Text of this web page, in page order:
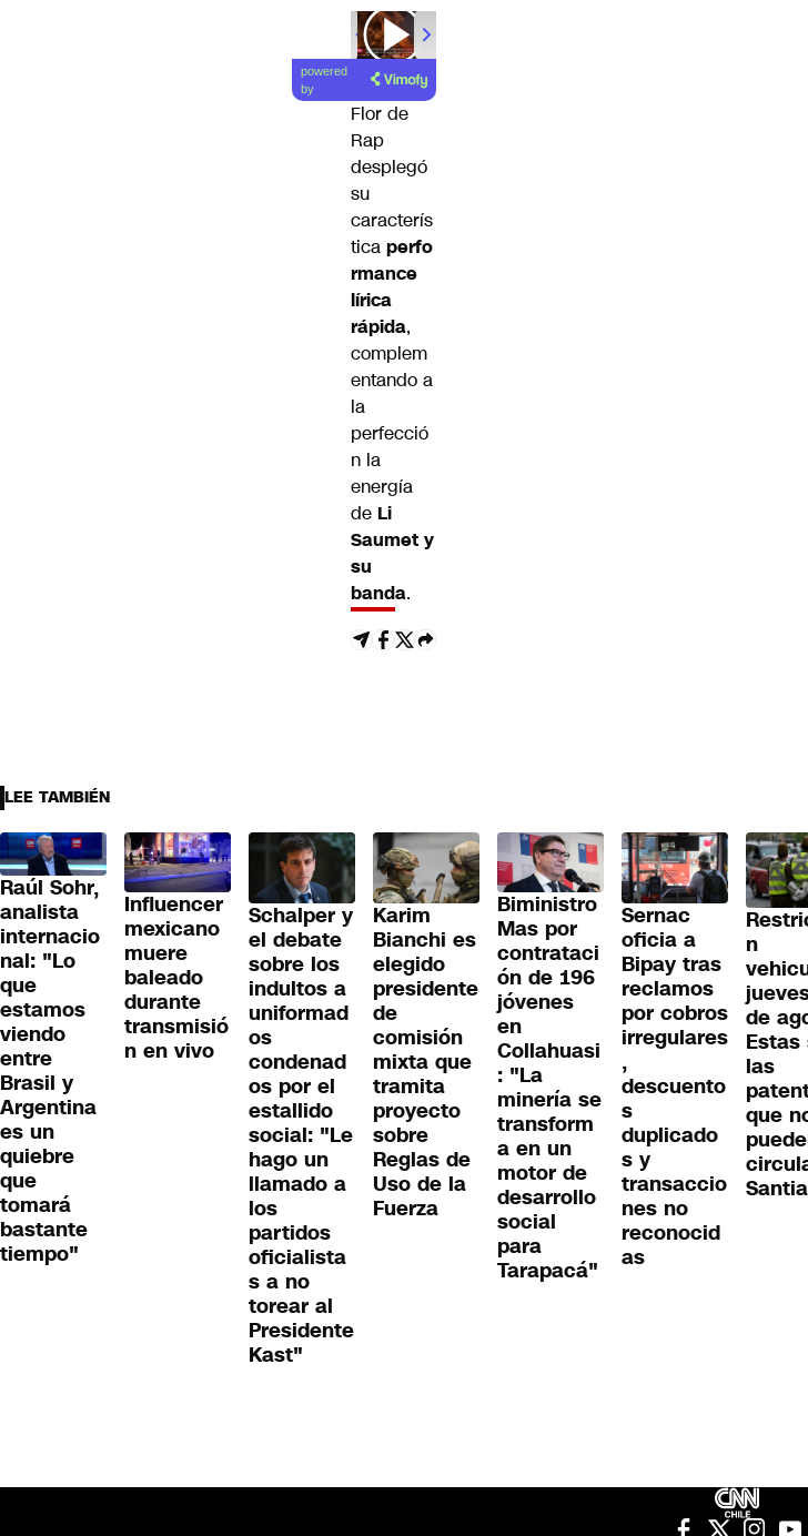
powered
by
Flor de
Rap
desplegó
su
caracterís
tica perfo
rmance
lírica
rápida,
complem
entando a
la
perfecció
n la
energía
de Li
Saumet y
su
banda.
LEE TAMBIÉN
Raúl Sohr,
analista
internacio
nal: "Lo
que
estamos
viendo
entre
Brasil y
Argentina
es un
quiebre
que
tomará
bastante
tiempo"
Influencer
mexicano
muere
baleado
durante
transmisió
n en vivo
Schalper y
el debate
sobre los
indultos a
uniformad
os
condenad
os por el
estallido
social: "Le
hago un
llamado a
los
partidos
oficialista
s a no
torear al
Presidente
Kast"
Karim
Bianchi es
elegido
presidente
de
comisión
mixta que
tramita
proyecto
sobre
Reglas de
Uso de la
Fuerza
Biministro
Mas por
contrataci
ón de 196
jóvenes
en
Collahuasi
: "La
minería se
transform
a en un
motor de
desarrollo
social
para
Tarapacá"
Sernac
oficia a
Bipay tras
reclamos
por cobros
irregulares
,
descuento
s
duplicado
s y
transaccio
nes no
reconocid
as
n
de
Estas
las
que